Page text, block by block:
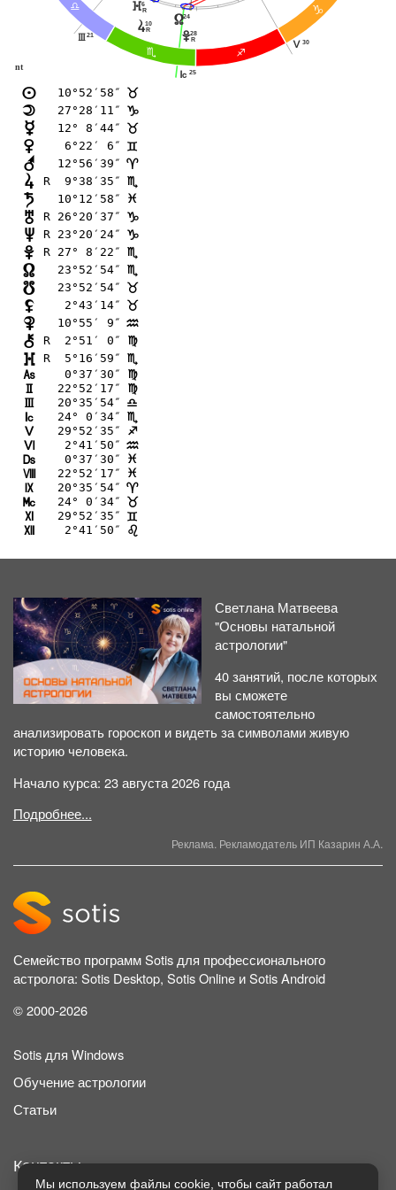
A
B C
D
21
I
25
J
30
K
}6
R
s10
R
x24
w28
R
nt
n 10°52′58″ <
o 27°28′11″ D
p 12° 8′44″ <
q 6°22′ 6″ =
r 12°56′39″ ;
s R  9°38′35″ B
t 10°12′58″ F
u R 26°20′37″ D
v R 23°20′24″ D
w R 27° 8′22″ B
x 23°52′54″ B
y 23°52′54″ <
z 2°43′14″ <
{ 10°55′ 9″ E
| R  2°51′ 0″ @
} R  5°16′59″ B
G 0°37′30″ @
22°52′17″ @
20°35′54″ A
J 24° 0′34″ B
K 29°52′35″ C
L 2°41′50″ E
M 0°37′30″ F
N 22°52′17″ F
O 20°35′54″ ;
P 24° 0′34″ <
Q 29°52′35″ =
R 2°41′50″ ?
Светлана Матвеева
"Основы натальной
астрологии"
40 занятий, после которых
вы сможете
самостоятельно
анализировать гороскоп и видеть за символами живую
историю человека.
Начало курса: 23 августа 2026 года
Подробнее...
Реклама. Рекламодатель ИП Казарин А.А.
Семейство программ Sotis для профессионального
астролога: Sotis Desktop, Sotis Online и Sotis Android
© 2000-2026
Sotis для Windows
Обучение астрологии
Статьи
Контакты
Мы используем файлы cookie, чтобы сайт работал